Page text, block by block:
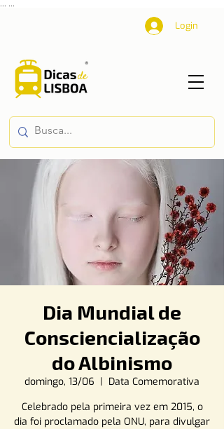
Login
Dia Mundial de
Consciencialização
do Albinismo
domingo, 13/06
  |
Data Comemorativa
Celebrado pela primeira vez em 2015, o
dia foi proclamado pela ONU, para divulgar